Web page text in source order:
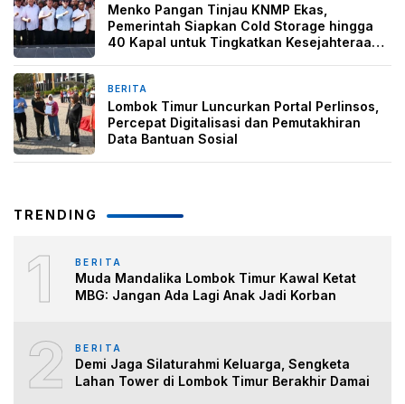
Menko Pangan Tinjau KNMP Ekas,
Pemerintah Siapkan Cold Storage hingga
40 Kapal untuk Tingkatkan Kesejahteraan
BERITA
Lombok Timur Luncurkan Portal Perlinsos,
Percepat Digitalisasi dan Pemutakhiran
Data Bantuan Sosial
TRENDING
1 BERITA
Muda Mandalika Lombok Timur Kawal Ketat
MBG: Jangan Ada Lagi Anak Jadi Korban
2 BERITA
Demi Jaga Silaturahmi Keluarga, Sengketa
Lahan Tower di Lombok Timur Berakhir Damai